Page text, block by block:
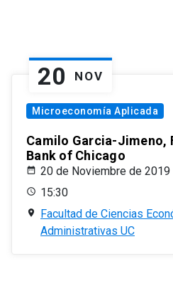
20 NOV
Microeconomía Aplicada
Camilo Garcia-Jimeno,
Bank of Chicago
20 de Noviembre de 2019
15:30
Facultad de Ciencias
Administrativas UC